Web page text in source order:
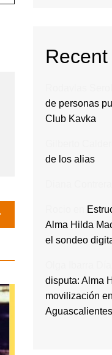
de personas
Club Kavka
de los alias
Alma Hilda
el sondeo
disputa: Alma
movilización
Aguascalientes